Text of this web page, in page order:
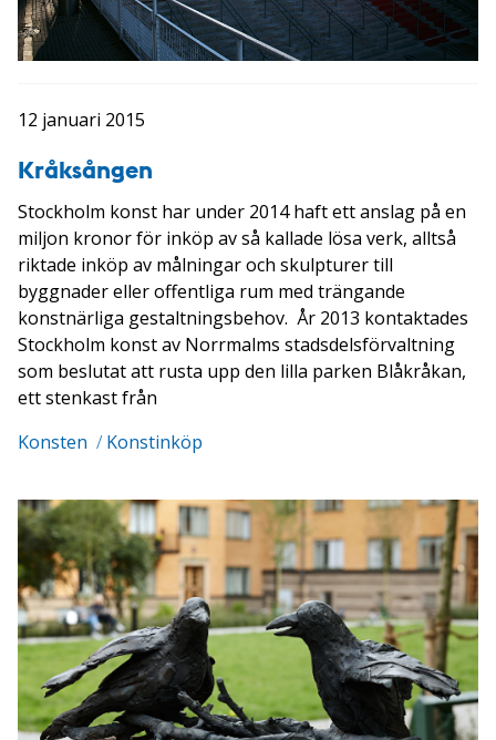
12 januari 2015
Kråksången
Stockholm konst har under 2014 haft ett anslag på en
miljon kronor för inköp av så kallade lösa verk, alltså
riktade inköp av målningar och skulpturer till
byggnader eller offentliga rum med trängande
konstnärliga gestaltningsbehov. År 2013 kontaktades
Stockholm konst av Norrmalms stadsdelsförvaltning
som beslutat att rusta upp den lilla parken Blåkråkan,
ett stenkast från
Konsten / Konstinköp